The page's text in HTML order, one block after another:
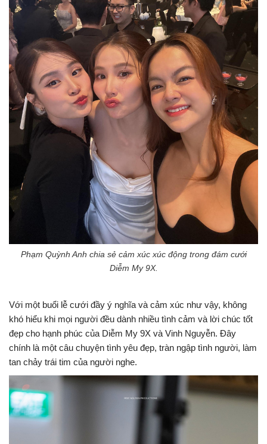
Phạm Quỳnh Anh chia sẻ cảm xúc xúc động trong đám cưới
Diễm My 9X.
Với một buổi lễ cưới đầy ý nghĩa và cảm xúc như vậy, không
khó hiểu khi mọi người đều dành nhiều tình cảm và lời chúc tốt
đẹp cho hạnh phúc của Diễm My 9X và Vinh Nguyễn. Đây
chính là một câu chuyện tình yêu đẹp, tràn ngập tình người, làm
tan chảy trái tim của người nghe.